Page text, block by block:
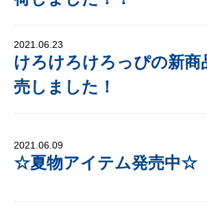
2021.06.23
けろけろけろっぴの新商
売しました！
2021.06.09
☆夏物アイテム発売中☆